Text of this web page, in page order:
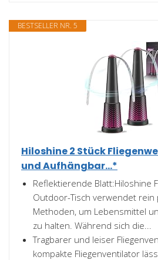
BESTSELLER NR. 5
Hiloshine 2 Stück
und Aufhängbar...*
Reflektierende Blatt:Hiloshine
Outdoor-Tisch verwendet rein
Methoden, um Lebensmittel
zu halten. Während sich die...
Tragbarer und leiser
kompakte Fliegenventilator